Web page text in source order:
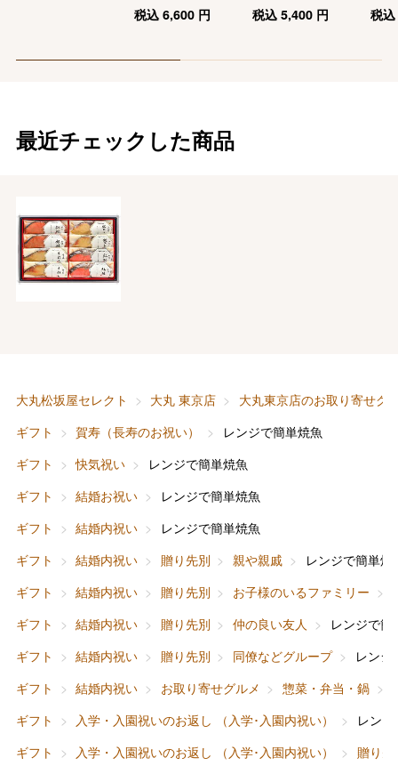
税込6,600 円
税込5,400 円
税
最近チェックした商品
大丸松坂屋セレクト 大丸 東京店
大丸東京店のお取り寄せグ
ギフト
賀寿（長寿のお祝い）
レンジで簡単焼魚
ギフト
快気祝い
レンジで簡単焼魚
ギフト
結婚お祝い
レンジで簡単焼魚
ギフト
結婚内祝い
レンジで簡単焼魚
ギフト
結婚内祝い 贈り先別 親や親戚
レンジで簡単焼
ギフト
結婚内祝い 贈り先別 お子様のいるファミリー
ギフト
結婚内祝い 贈り先別 仲の良い友人
レンジで簡
ギフト
結婚内祝い 贈り先別 同僚などグループ
レンジ
ギフト
結婚内祝い お取り寄せグルメ 惣菜・弁当・鍋
ギフト
入学・入園祝いのお返し （入学･入園内祝い）
レン
ギフト
入学・入園祝いのお返し （入学･入園内祝い）
贈り先